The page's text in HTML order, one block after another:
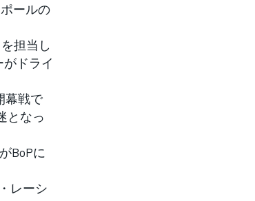
ールの
担当し
ドライ
幕戦で
となっ
BoPに
レーシ